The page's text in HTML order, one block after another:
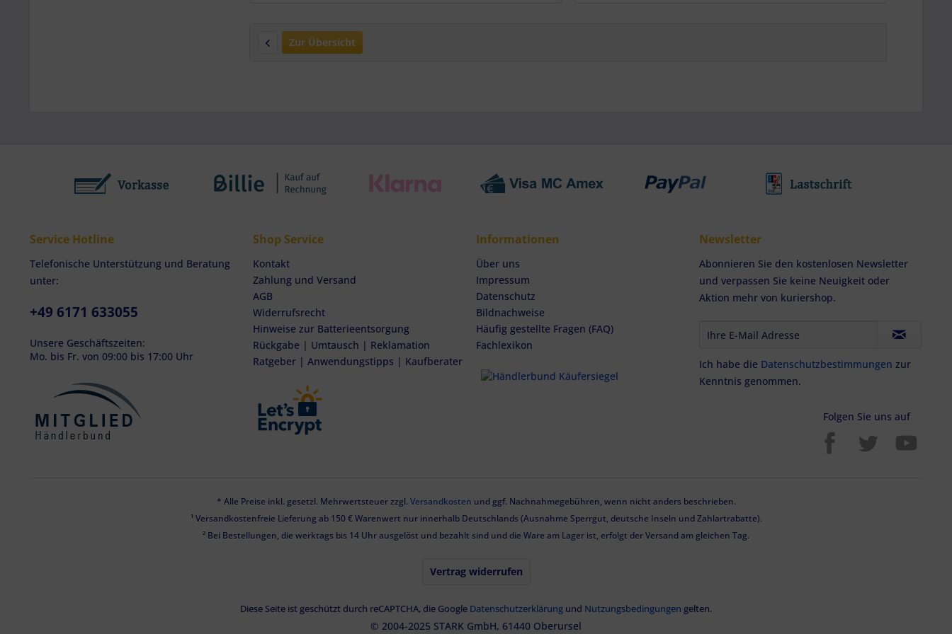
Zur Übersicht
Service Hotline
Telefonische Unterstützung und Beratung
unter:
+49 6171 633055
Unsere Geschäftszeiten:
Mo. bis Fr. von 09:00 bis 17:00 Uhr
Shop Service
Kontakt
Zahlung und Versand
AGB
Widerrufsrecht
Hinweise zur Batterieentsorgung
Rückgabe | Umtausch | Reklamation
Ratgeber | Anwendungstipps | Kaufberater
Informationen
Über uns
Impressum
Datenschutz
Bildnachweise
Häufig gestellte Fragen (FAQ)
Fachlexikon
Newsletter
Abonnieren Sie den kostenlosen Newsletter
und verpassen Sie keine Neuigkeit oder
Aktion mehr von kuriershop.
Ich habe die Datenschutzbestimmungen zur
Kenntnis genommen.
Folgen Sie uns auf
* Alle Preise inkl. gesetzl. Mehrwertsteuer zzgl. Versandkosten und ggf. Nachnahmegebühren, wenn nicht anders beschrieben.
¹ Versandkostenfreie Lieferung ab 150 € Warenwert nur innerhalb Deutschlands (Ausnahme Sperrgut, deutsche Inseln und Zahlartrabatte).
² Bei Bestellungen, die werktags bis 14 Uhr ausgelöst und bezahlt sind und die Ware am Lager ist, erfolgt der Versand am gleichen Tag.
Vertrag widerrufen
Diese Seite ist geschützt durch reCAPTCHA, die Google Datenschutzerklärung und Nutzungsbedingungen gelten.
© 2004-2025 STARK GmbH, 61440 Oberursel